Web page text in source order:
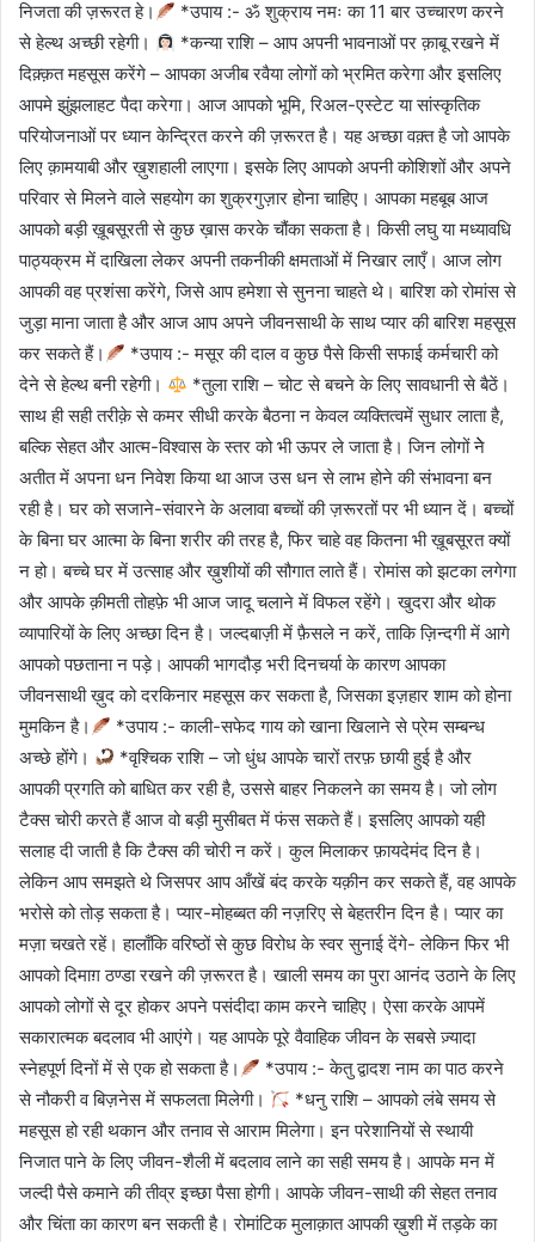
निजता की ज़रूरत हे।
*उपाय :- ॐ शुक्राय नमः का 11 बार उच्चारण करने
से हेल्थ अच्छी रहेगी।
*कन्या राशि – आप अपनी भावनाओं पर क़ाबू रखने में
दिक़्क़त महसूस करेंगे – आपका अजीब रवैया लोगों को भ्रमित करेगा और इसलिए
आपमे झुंझलाहट पैदा करेगा। आज आपको भूमि, रिअल-एस्टेट या सांस्कृतिक
परियोजनाओं पर ध्यान केन्द्रित करने की ज़रूरत है। यह अच्छा वक़्त है जो आपके
लिए क़ामयाबी और ख़ुशहाली लाएगा। इसके लिए आपको अपनी कोशिशों और अपने
परिवार से मिलने वाले सहयोग का शुक्रगुज़ार होना चाहिए। आपका महबूब आज
आपको बड़ी ख़ूबसूरती से कुछ ख़ास करके चौंका सकता है। किसी लघु या मध्यावधि
पाठ्यक्रम में दाखिला लेकर अपनी तकनीकी क्षमताओं में निखार लाएँ। आज लोग
आपकी वह प्रशंसा करेंगे, जिसे आप हमेशा से सुनना चाहते थे। बारिश को रोमांस से
जुड़ा माना जाता है और आज आप अपने जीवनसाथी के साथ प्यार की बारिश महसूस
कर सकते हैं।
*उपाय :- मसूर की दाल व कुछ पैसे किसी सफाई कर्मचारी को
देने से हेल्थ बनी रहेगी।
*तुला राशि – चोट से बचने के लिए सावधानी से बैठें।
साथ ही सही तरीक़े से कमर सीधी करके बैठना न केवल व्यक्तित्वमें सुधार लाता है,
बल्कि सेहत और आत्म-विश्वास के स्तर को भी ऊपर ले जाता है। जिन लोगों नेे
अतीत में अपना धन निवेश किया था आज उस धन से लाभ होने की संभावना बन
रही है। घर को सजाने-संवारने के अलावा बच्चों की ज़रूरतों पर भी ध्यान दें। बच्चों
के बिना घर आत्मा के बिना शरीर की तरह है, फिर चाहे वह कितना भी ख़ूबसूरत क्यों
न हो। बच्चे घर में उत्साह और ख़ुशीयों की सौगात लाते हैं। रोमांस को झटका लगेगा
और आपके क़ीमती तोहफ़े भी आज जादू चलाने में विफल रहेंगे। खुदरा और थोक
व्यापारियों के लिए अच्छा दिन है। जल्दबाज़ी में फ़ैसले न करें, ताकि ज़िन्दगी में आगे
आपको पछताना न पड़े। आपकी भागदौड़ भरी दिनचर्या के कारण आपका
जीवनसाथी ख़ुद को दरकिनार महसूस कर सकता है, जिसका इज़हार शाम को होना
मुमकिन है।
*उपाय :- काली-सफेद गाय को खाना खिलाने से प्रेम सम्बन्ध
अच्छे होंगे।
*वृश्चिक राशि – जो धुंध आपके चारों तरफ़ छायी हुई है और
आपकी प्रगति को बाधित कर रही है, उससे बाहर निकलने का समय है। जो लोग
टैक्स चोरी करते हैं आज वो बड़ी मुसीबत में फंस सकते हैं। इसलिए आपको यही
सलाह दी जाती है कि टैक्स की चोरी न करें। कुल मिलाकर फ़ायदेमंद दिन है।
लेकिन आप समझते थे जिसपर आप आँखें बंद करके यक़ीन कर सकते हैं, वह आपके
भरोसे को तोड़ सकता है। प्यार-मोहब्बत की नज़रिए से बेहतरीन दिन है। प्यार का
मज़ा चखते रहें। हालाँकि वरिष्ठों से कुछ विरोध के स्वर सुनाई देंगे- लेकिन फिर भी
आपको दिमाग़ ठण्डा रखने की ज़रूरत है। खाली समय का पुरा आनंद उठाने के लिए
आपको लोगों से दूर होकर अपने पसंदीदा काम करने चाहिए। ऐसा करके आपमें
सकारात्मक बदलाव भी आएंगे। यह आपके पूरे वैवाहिक जीवन के सबसे ज़्यादा
स्नेहपूर्ण दिनों में से एक हो सकता है।
*उपाय :- केतु द्वादश नाम का पाठ करने
से नौकरी व बिज़नेस में सफलता मिलेगी।
*धनु राशि – आपको लंबे समय से
महसूस हो रही थकान और तनाव से आराम मिलेगा। इन परेशानियों से स्थायी
निजात पाने के लिए जीवन-शैली में बदलाव लाने का सही समय है। आपके मन में
जल्दी पैसे कमाने की तीव्र इच्छा पैसा होगी। आपके जीवन-साथी की सेहत तनाव
और चिंता का कारण बन सकती है। रोमांटिक मुलाक़ात आपकी ख़ुशी में तड़के का